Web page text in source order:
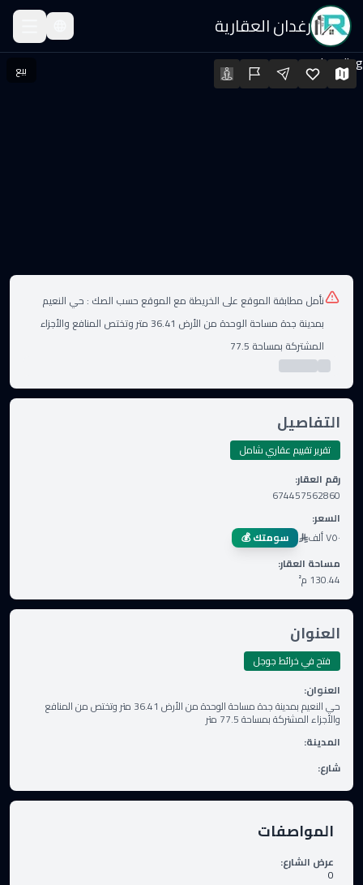
رغدان العقارية
شقة للبيع
Loading... بيع
نأمل مطابقة الموقع على الخريطة مع الموقع حسب الصك : حي النعيم
بمدينة جدة مساحة الوحدة من الأرض 36.41 متر وتختص المنافع والأجزاء
المشتركة بمساحة 77.5
التفاصيل
تقرير تقييم عقاري شامل
رقم العقار:
674457562860
السعر:
٧٥٠ ألف
سومتك 💰
مساحة العقار:
130.44 م²
العنوان
فتح في خرائط جوجل
العنوان:
حي النعيم بمدينة جدة مساحة الوحدة من الأرض 36.41 متر وتختص من المنافع
والأجزاء المشتركة بمساحة 77.5 متر
المدينة:
شارع:
المواصفات
عرض الشارع:
0